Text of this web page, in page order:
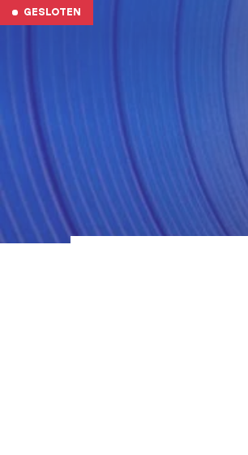
Skip to main content
GESLOTEN